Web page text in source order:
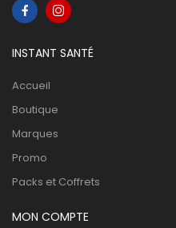
INSTANT SANTÉ
Accueil
Boutique
Marques
Promo
Packs et Coffrets
MON COMPTE